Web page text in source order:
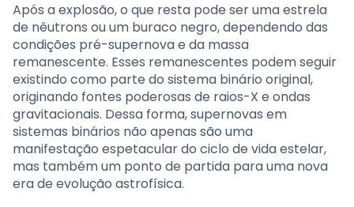
Após a explosão, o que resta pode ser uma estrela
de nêutrons ou um buraco negro, dependendo das
condições pré-supernova e da massa
remanescente. Esses remanescentes podem seguir
existindo como parte do sistema binário original,
originando fontes poderosas de raios-X e ondas
gravitacionais. Dessa forma, supernovas em
sistemas binários não apenas são uma
manifestação espetacular do ciclo de vida estelar,
mas também um ponto de partida para uma nova
era de evolução astrofísica.